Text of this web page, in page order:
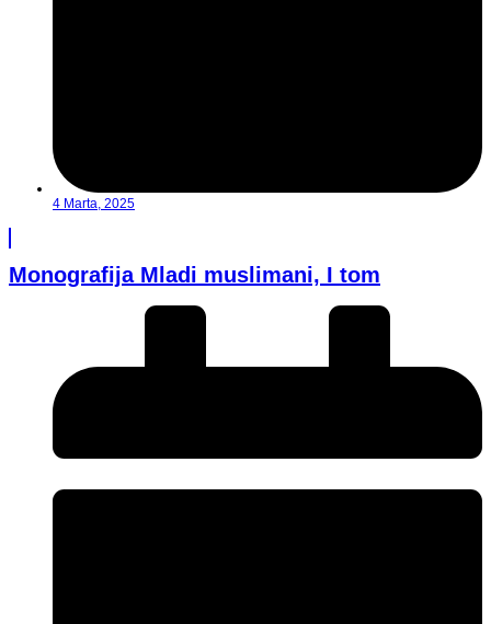
4 Marta, 2025
Monografija Mladi muslimani, I tom